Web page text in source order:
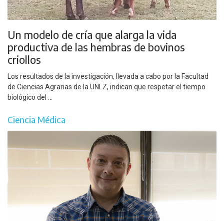
Un modelo de cría que alarga la vida
productiva de las hembras de bovinos
criollos
Los resultados de la investigación, llevada a cabo por la Facultad
de Ciencias Agrarias de la UNLZ, indican que respetar el tiempo
biológico del ...
Ciencia Médica